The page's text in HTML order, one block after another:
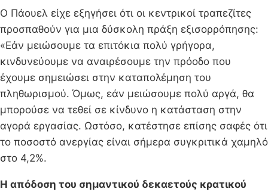
Ο Πάουελ είχε εξηγήσει ότι οι κεντρικοί τραπεζίτες
προσπαθούν για μια δύσκολη πράξη εξισορρόπησης:
«Εάν μειώσουμε τα επιτόκια πολύ γρήγορα,
κινδυνεύουμε να αναιρέσουμε την πρόοδο που
έχουμε σημειώσει στην καταπολέμηση του
πληθωρισμού. Όμως, εάν μειώσουμε πολύ αργά, θα
μπορούσε να τεθεί σε κίνδυνο η κατάσταση στην
αγορά εργασίας. Ωστόσο, κατέστησε επίσης σαφές ότι
το ποσοστό ανεργίας είναι σήμερα συγκριτικά χαμηλό
στο 4,2%.
Η απόδοση του σημαντικού δεκαετούς κρατικού